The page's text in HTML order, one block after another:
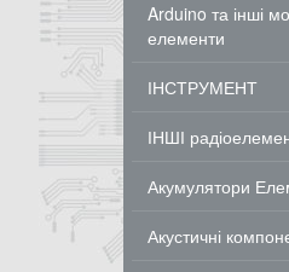
Arduino та інші
елементи
ІНСТРУМЕНТ
ІНШІ
Акумулятори
Акустичні